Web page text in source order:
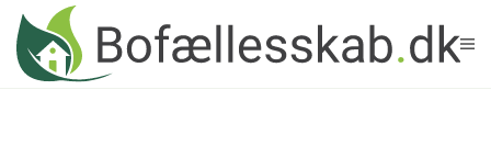
Skip to main content